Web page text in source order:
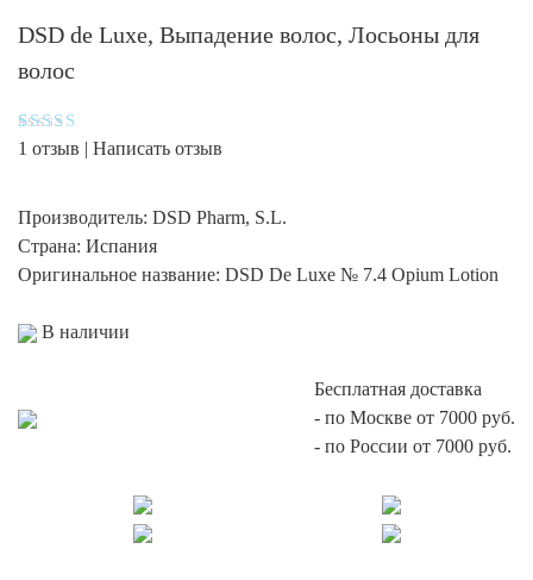
DSD de Luxe, Выпадение волос, Лосьоны для
волос
Рейтинг
из 5
1
пользоват
еля
1 отзыв | Написать отзыв
Производитель: DSD Pharm, S.L.
Страна: Испания
Оригинальное название: DSD De Luxe № 7.4 Opium Lotion
В наличии
Бесплатная доставка
- по Москве от 7000 руб.
- по России от 7000 руб.